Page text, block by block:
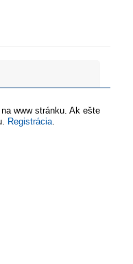
www stránku. Ak ešte
Registrácia